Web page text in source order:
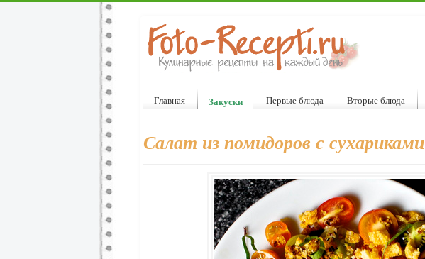
Главная Закуски Первые блюда Вторые блюда
Салат из помидоров с сухариками